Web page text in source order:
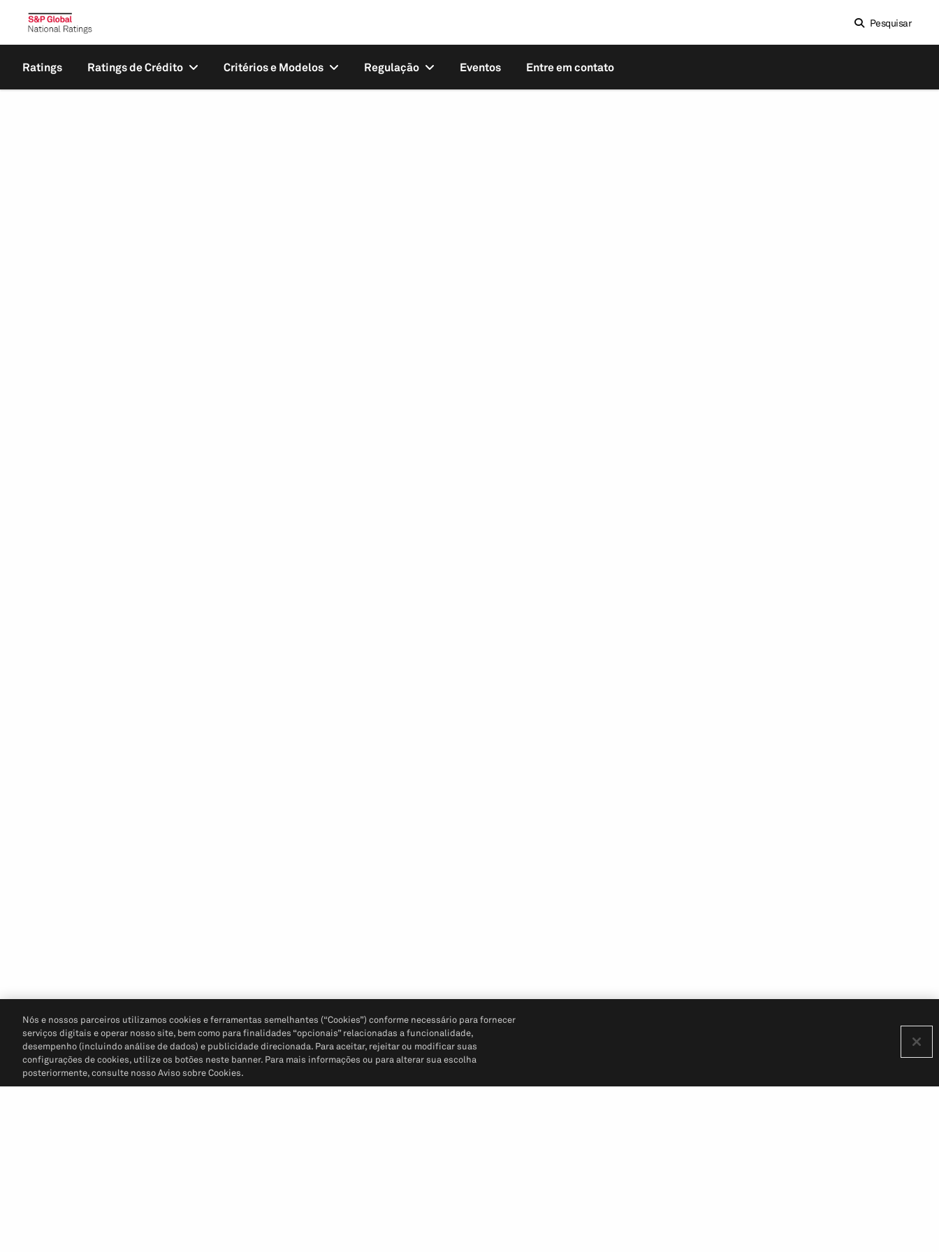
Pesquisar
Ratings Ratings de Crédito Critérios e Modelos Regulação Eventos Entre em contato
Nós e nossos parceiros utilizamos cookies e ferramentas semelhantes (“Cookies”) conforme necessário para fornecer
serviços digitais e operar nosso site, bem como para finalidades “opcionais” relacionadas a funcionalidade,
desempenho (incluindo análise de dados) e publicidade direcionada. Para aceitar, rejeitar ou modificar suas
configurações de cookies, utilize os botões neste banner. Para mais informações ou para alterar sua escolha
posteriormente, consulte nosso Aviso sobre Cookies.